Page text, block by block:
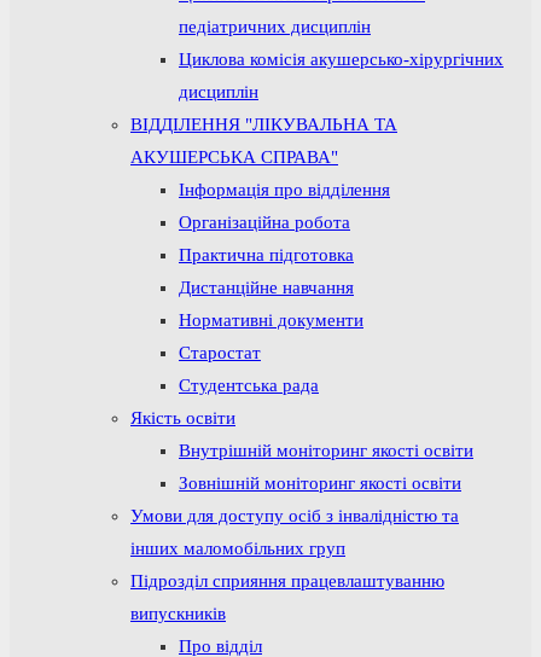
педіатричних дисциплін
Циклова комісія акушерсько-хірургічних
дисциплін
ВІДДІЛЕННЯ "ЛІКУВАЛЬНА ТА
АКУШЕРСЬКА СПРАВА"
Інформація про відділення
Організаційна робота
Практична підготовка
Дистанційне навчання
Нормативні документи
Старостат
Студентська рада
Якість освіти
Внутрішній моніторинг якості освіти
Зовнішній моніторинг якості освіти
Умови для доступу осіб з інвалідністю та
інших маломобільних груп
Підрозділ сприяння працевлаштуванню
випускників
Про відділ